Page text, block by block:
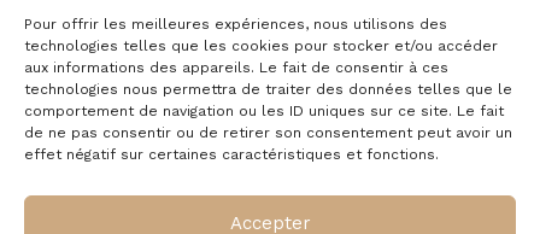
Pour offrir les meilleures expériences, nous utilisons des
technologies telles que les cookies pour stocker et/ou accéder
aux informations des appareils. Le fait de consentir à ces
technologies nous permettra de traiter des données telles que le
comportement de navigation ou les ID uniques sur ce site. Le fait
de ne pas consentir ou de retirer son consentement peut avoir un
effet négatif sur certaines caractéristiques et fonctions.
Accepter
convienne à la plupart des façades et jardins, IP66 offre une
résistance encore plus forte aux jets puissants et conditions
météo sévères. Choisissez IP66 pour les installations
exposées aux intempéries fortes ou nettoyages fréquents,
et IP65 pour des emplacements abrités ou standard.
détecteur PIR ou caméra nécessitent-ils des
promotions et offres exclusives dans votre boîte
mail.
E-mail